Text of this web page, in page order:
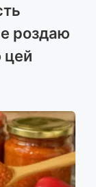
роздаю
цей